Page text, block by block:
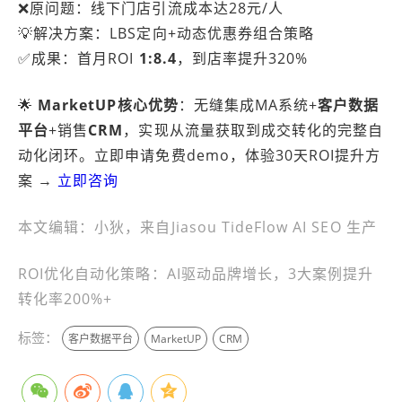
❌原问题：线下门店引流成本达28元/人
💡解决方案：LBS定向+动态优惠券组合策略
✅成果：首月ROI 1:8.4，到店率提升320%
🌟 MarketUP核心优势：无缝集成MA系统+客户数据
平台+销售CRM，实现从流量获取到成交转化的完整自
动化闭环。立即申请免费demo，体验30天ROI提升方
案 → 立即咨询
本文编辑：小狄，来自Jiasou TideFlow AI SEO 生产
ROI优化自动化策略：AI驱动品牌增长，3大案例提升
转化率200%+
标签： 客户数据平台 MarketUP CRM